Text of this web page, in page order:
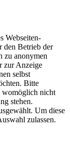
Webseiten-
den Betrieb der
zu anonymen
zur Anzeige
selbst
Bitte
womöglich nicht
stehen.
Um diese
zulassen.